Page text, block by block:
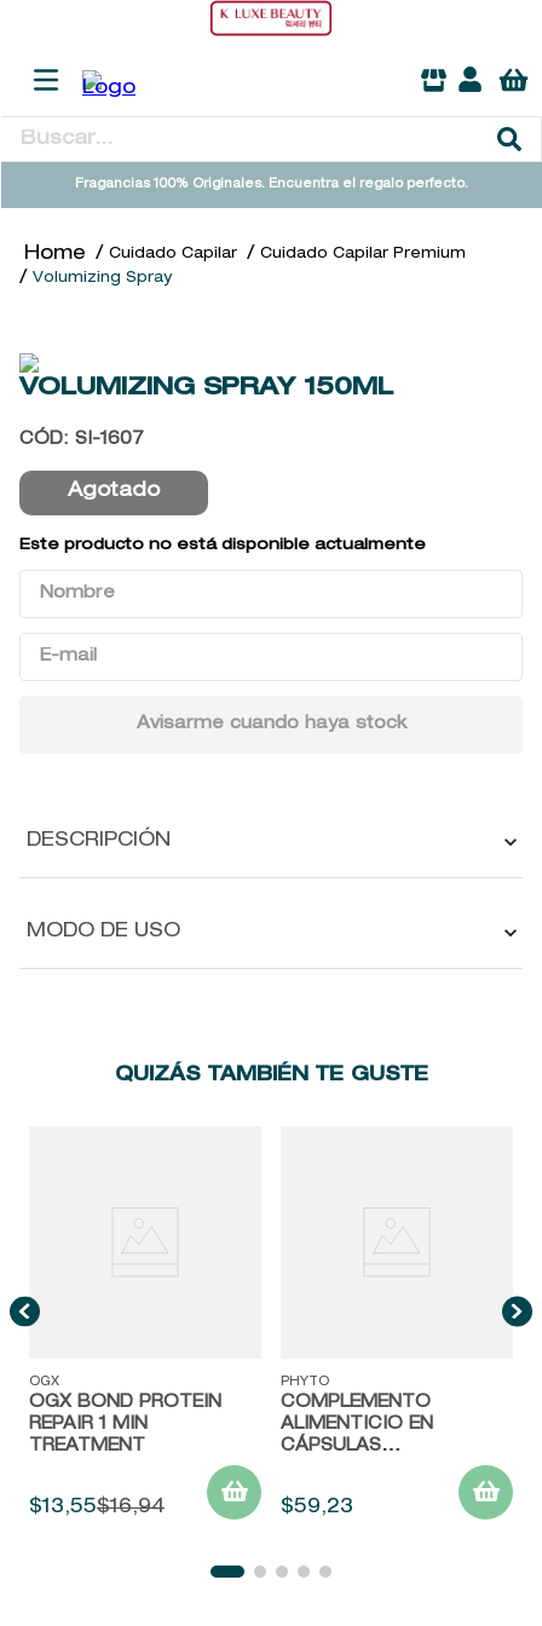
Buscar...
Fragancias 100% Originales. Encuentra el regalo perfecto.
Cuidado Capilar
Cuidado Capilar Premium
Volumizing Spray
VOLUMIZING SPRAY 150ML
CÓD: SI-1607
Agotado
Este producto no está disponible actualmente
DESCRIPCIÓN
MODO DE USO
QUIZÁS TAMBIÉN TE GUSTE
OGX
OGX BOND PROTEIN
REPAIR 1 MIN
TREATMENT
$13,55$16,94
PHYTO
COMPLEMENTO
ALIMENTICIO EN
CÁPSULAS
$59,23
TÉRMINOS MÁS BUSCADOS
2 .
sol ipanema
4.
5.
woods of windsor
6.
ysl
7.
kool beauty serum
8.
retrinal
10. john frieda